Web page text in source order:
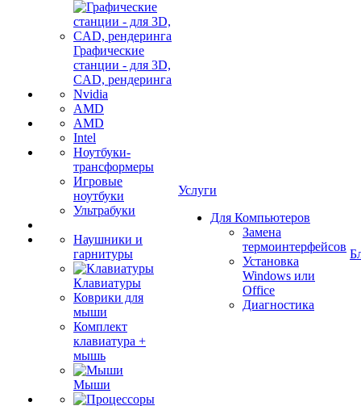
Графические
станции - для 3D,
CAD, рендеринга
Nvidia
AMD
AMD
Intel
Ноутбуки-
трансформеры
Игровые
ноутбуки
Ультрабуки
Наушники и
гарнитуры
Клавиатуры
Коврики для
мыши
Комплект
клавиатура +
мышь
Мыши
Услуги
Для Компьютеров
Замена
термоинтерфейсов
Установка
Windows или
Office
Диагностика